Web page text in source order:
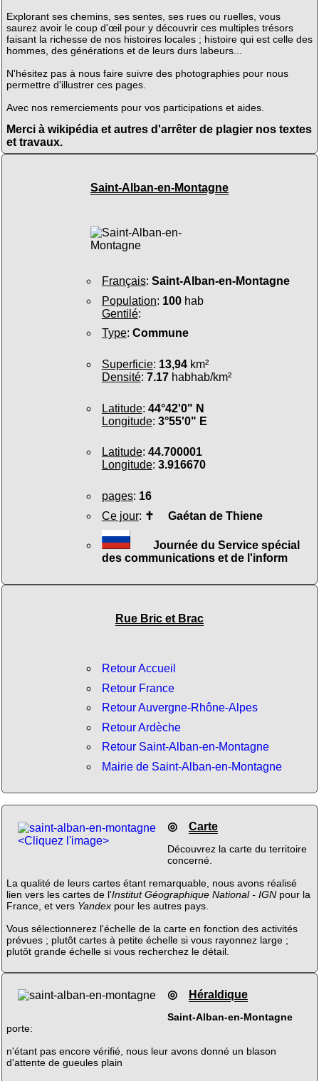
Explorant ses chemins, ses sentes, ses rues ou ruelles, vous
saurez avoir le coup d'œil pour y découvrir ces multiples trésors
faisant la richesse de nos histoires locales ; histoire qui est celle des
hommes, des générations et de leurs durs labeurs...
N'hésitez pas à nous faire suivre des photographies pour nous
permettre d'illustrer ces pages.
Avec nos remerciements pour vos participations et aides.
Merci à wikipédia et autres d'arrêter de plagier nos textes
et travaux.
Saint-Alban-en-Montagne
Français: Saint-Alban-en-Montagne
Population: 100hab
Gentilé:
Type: Commune
Superficie: 13,94km²
Densité: 7.17habhab/km²
Latitude: 44°42'0" N
Longitude: 3°55'0" E
Latitude: 44.700001
Longitude: 3.916670
pages: 16
Ce jour: ✝ Gaétan de Thiene
Journée du Service spécial
des communications et de l'inform
Rue Bric et Brac
Retour Accueil
Retour France
Retour Auvergne-Rhône-Alpes
Retour Ardèche
Retour Saint-Alban-en-Montagne
Mairie de Saint-Alban-en-Montagne
<Cliquez l'image>
◎ Carte
Découvrez la carte du territoire
concerné.
La qualité de leurs cartes étant remarquable, nous avons réalisé
lien vers les cartes de l'Institut Géographique National - IGNpour la
France, et vers Yandexpour les autres pays.
Vous sélectionnerez l'échelle de la carte en fonction des activités
prévues ; plutôt cartes à petite échelle si vous rayonnez large ;
plutôt grande échelle si vous recherchez le détail.
◎ Héraldique
Saint-Alban-en-Montagne
porte:
n'étant pas encore vérifié, nous leur avons donné un blason
d'attente de gueules plain